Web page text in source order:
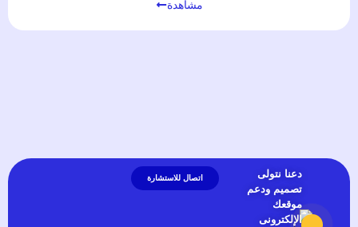
مشاهدة
دعنا نتولى
تصميم ودعم
موقعك
الإلكترونى
اتصال للاستشارة